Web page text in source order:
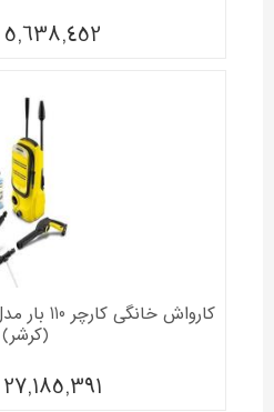
5,638,452
(کرشر)
27,185,391